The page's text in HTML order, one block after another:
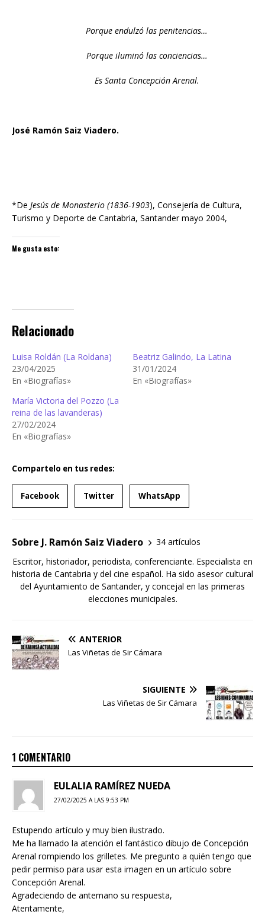
Porque endulzó las penitencias…
Porque iluminó las conciencias…
Es Santa Concepción Arenal.
José Ramón Saiz Viadero.
*De Jesús de Monasterio (1836-1903), Consejería de Cultura,
Turismo y Deporte de Cantabria, Santander mayo 2004,
Me gusta esto:
Relacionado
Luisa Roldán (La Roldana)
23/04/2025
En «Biografías»
Beatriz Galindo, La Latina
31/01/2024
En «Biografías»
María Victoria del Pozzo (La
reina de las lavanderas)
27/02/2024
En «Biografías»
Compartelo en tus redes:
Facebook Twitter WhatsApp
Sobre J. Ramón Saiz Viadero
34 artículos
Escritor, historiador, periodista, conferenciante. Especialista en
historia de Cantabria y del cine español. Ha sido asesor cultural
del Ayuntamiento de Santander, y concejal en las primeras
elecciones municipales.
ANTERIOR
Las Viñetas de Sir Cámara
SIGUIENTE
Las Viñetas de Sir Cámara
1 COMENTARIO
EULALIA RAMÍREZ NUEDA
27/02/2025 A LAS 9:53 PM
Estupendo artículo y muy bien ilustrado.
Me ha llamado la atención el fantástico dibujo de Concepción
Arenal rompiendo los grilletes. Me pregunto a quién tengo que
pedir permiso para usar esta imagen en un artículo sobre
Concepción Arenal.
Agradeciendo de antemano su respuesta,
Atentamente,